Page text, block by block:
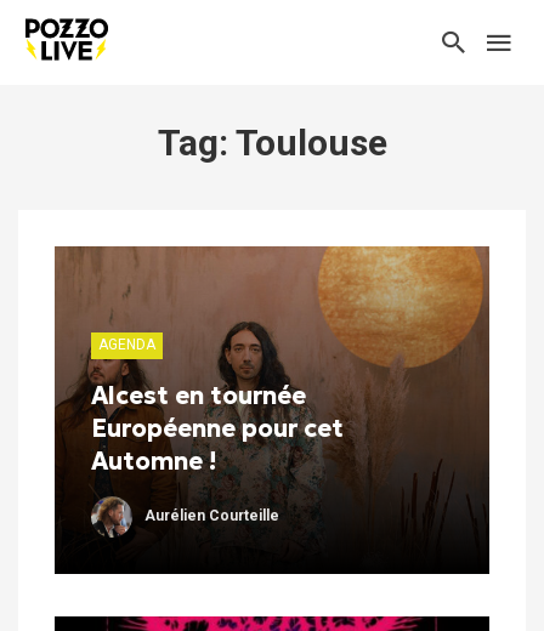
Tag: Toulouse
AGENDA
Alcest en tournée
Européenne pour cet
Automne !
Aurélien Courteille